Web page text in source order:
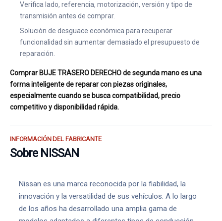
Verifica lado, referencia, motorización, versión y tipo de
transmisión antes de comprar.
Solución de desguace económica para recuperar
funcionalidad sin aumentar demasiado el presupuesto de
reparación.
Comprar BUJE TRASERO DERECHO de segunda mano es una
forma inteligente de reparar con piezas originales,
especialmente cuando se busca compatibilidad, precio
competitivo y disponibilidad rápida.
INFORMACIÓN DEL FABRICANTE
Sobre NISSAN
Nissan es una marca reconocida por la fiabilidad, la
innovación y la versatilidad de sus vehículos. A lo largo
de los años ha desarrollado una amplia gama de